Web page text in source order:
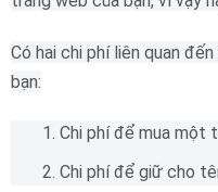
Có hai chi phí liên quan
bạn:
Chi phí để mua một
Chi phí để giữ cho